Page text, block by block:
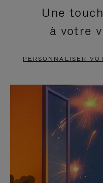
EN
PAUSE,
APPUYEZ
POUR
METTRE
PAUSE
VIDÉO
EST
POUR
LE
SON
Une
à votre
PERSONNALISER